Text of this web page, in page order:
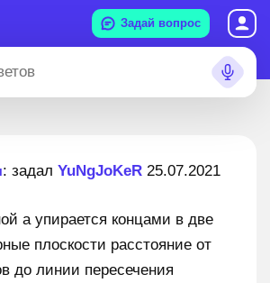
Задай вопрос
: задал YuNgJoKeR 25.07.2021
а упирается концами в две
плоскости расстояние от
до линии пересечения